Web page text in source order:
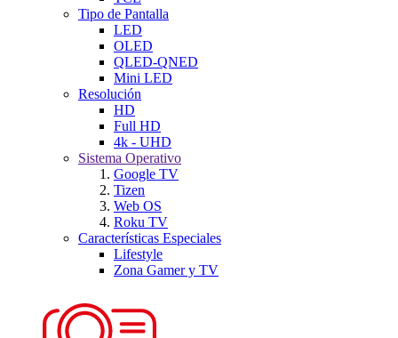
Tipo de Pantalla
LED
OLED
QLED-QNED
Mini LED
Resolución
HD
Full HD
4k - UHD
Sistema Operativo
Google TV
Tizen
Web OS
Roku TV
Características Especiales
Lifestyle
Zona Gamer y TV